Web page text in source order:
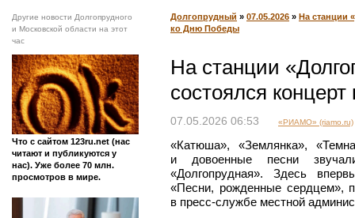
Другие новости Долгопрудного
и Московской области на этот
час
Что с сайтом 123ru.net (нас
читают и публикуются у
нас). Уже более 70 млн.
просмотров в мире.
Долгопрудный » 07.05.2026 » На станции
ко Дню Победы
На станции
состоялся
07.05.2026 06:53 «РИАМО» (riamo.ru)
«Катюша», «Землянка»,
и довоенные песни
«Долгопрудная». Здесь
«Песни, рожденные
в пресс-службе местной